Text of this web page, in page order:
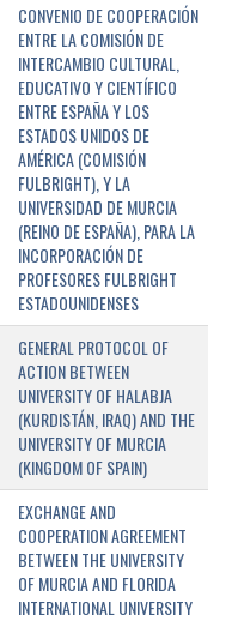
CONVENIO DE COOPERACIÓN
ENTRE LA COMISIÓN DE
INTERCAMBIO CULTURAL,
EDUCATIVO Y CIENTÍFICO
ENTRE ESPAÑA Y LOS
ESTADOS UNIDOS DE
AMÉRICA (COMISIÓN
FULBRIGHT), Y LA
UNIVERSIDAD DE MURCIA
(REINO DE ESPAÑA), PARA LA
INCORPORACIÓN DE
PROFESORES FULBRIGHT
ESTADOUNIDENSES
GENERAL PROTOCOL OF
ACTION BETWEEN
UNIVERSITY OF HALABJA
(KURDISTÁN, IRAQ) AND THE
UNIVERSITY OF MURCIA
(KINGDOM OF SPAIN)
EXCHANGE AND
COOPERATION AGREEMENT
BETWEEN THE UNIVERSITY
OF MURCIA AND FLORIDA
INTERNATIONAL UNIVERSITY